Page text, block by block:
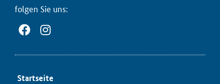
fol­gen Sie uns:
Start­sei­te